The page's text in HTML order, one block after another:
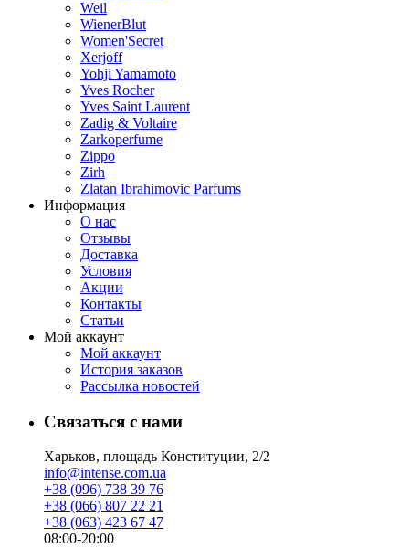
Weil
WienerBlut
Women'Secret
Xerjoff
Yohji Yamamoto
Yves Rocher
Yves Saint Laurent
Zadig & Voltaire
Zarkoperfume
Zippo
Zirh
Zlatan Ibrahimovic Parfums
Информация
О нас
Отзывы
Доставка
Условия
Aкции
Контакты
Статьи
Мой аккаунт
Мой аккаунт
История заказов
Рассылка новостей
Связаться с нами
Харьков, площадь Конституции, 2/2
info@intense.com.ua
+38 (096) 738 39 76
+38 (066) 807 22 21
+38 (063) 423 67 47
08:00-20:00